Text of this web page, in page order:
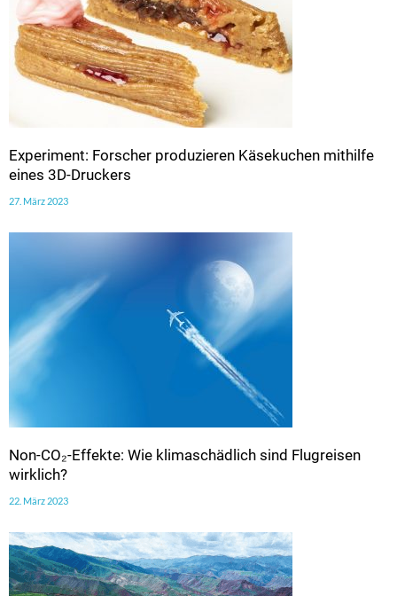
Experiment: Forscher produzieren Käsekuchen mithilfe
eines 3D-Druckers
27. März 2023
Non-CO₂-Effekte: Wie klimaschädlich sind Flugreisen
wirklich?
22. März 2023